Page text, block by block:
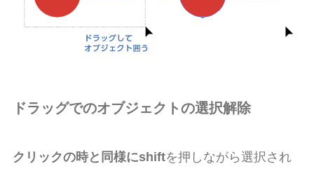
ドラッグでのオブジェクトの選択解除
クリックの時と同様にshiftを押しながら選択され